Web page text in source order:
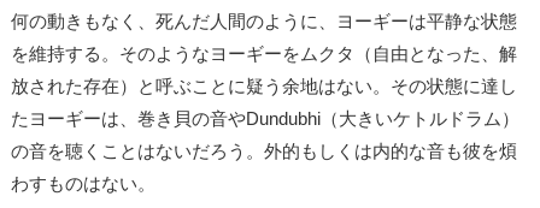
何の動きもなく、死んだ人間のように、ヨーギーは平静な状態
を維持する。そのようなヨーギーをムクタ（自由となった、解
放された存在）と呼ぶことに疑う余地はない。その状態に達し
たヨーギーは、巻き貝の音やDundubhi（大きいケトルドラム）
の音を聴くことはないだろう。外的もしくは内的な音も彼を煩
わすものはない。